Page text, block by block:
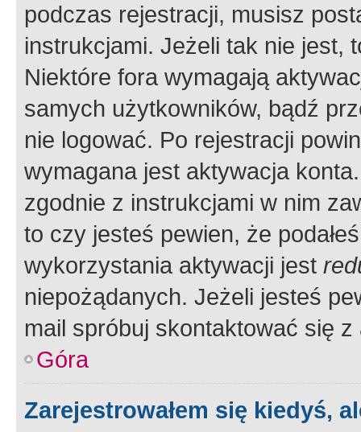
podczas rejestracji, musisz
instrukcjami. Jeżeli tak nie jest,
Niektóre fora wymagają
samych użytkowników, bądź
nie logować. Po rejestracji
wymagana jest aktywacja
zgodnie z instrukcjami w nim
to czy jesteś pewien, że
wykorzystania aktywacji jest
niepożądanych. Jeżeli jesteś
mail spróbuj skontaktować się
Góra
Zarejestrowałem się kiedyś,